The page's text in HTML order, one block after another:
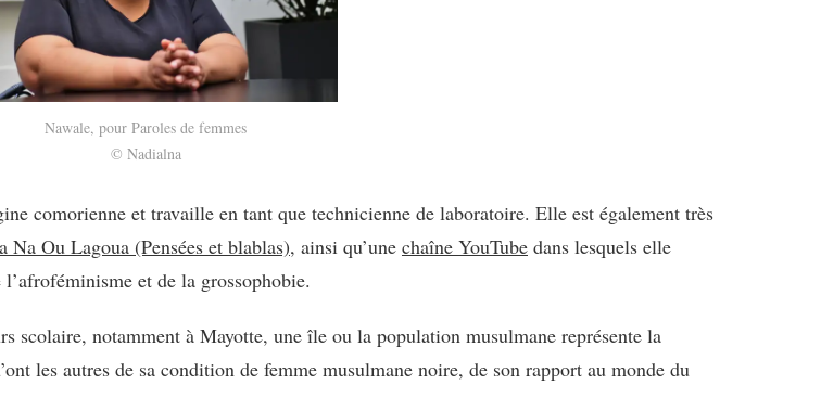
Nawale, pour Paroles de femmes
© Nadialna
comorienne et travaille en tant que technicienne de laboratoire. Elle est également très
Na Ou Lagoua (Pensées et blablas), ainsi qu’une chaîne YouTube dans lesquels elle
et de la grossophobie.
scolaire, notamment à Mayotte, une île ou la population musulmane représente la
les autres de sa condition de femme musulmane noire, de son rapport au monde du